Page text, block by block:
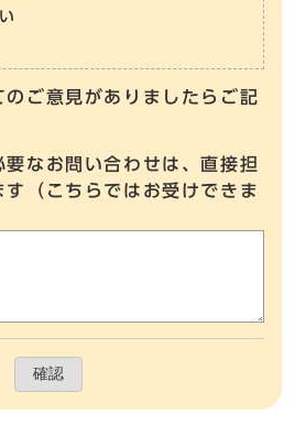
のご意見がありましたらご記
要なお問い合わせは、直接担
（こちらではお受けできま
確認